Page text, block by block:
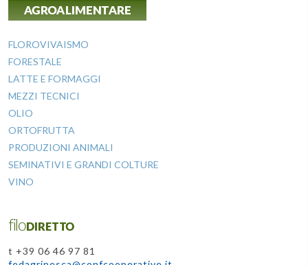
AGROALIMENTARE
FLOROVIVAISMO
FORESTALE
LATTE E FORMAGGI
MEZZI TECNICI
OLIO
ORTOFRUTTA
PRODUZIONI ANIMALI
SEMINATIVI E GRANDI COLTURE
VINO
filoDIRETTO
t +39 06 46 97 81